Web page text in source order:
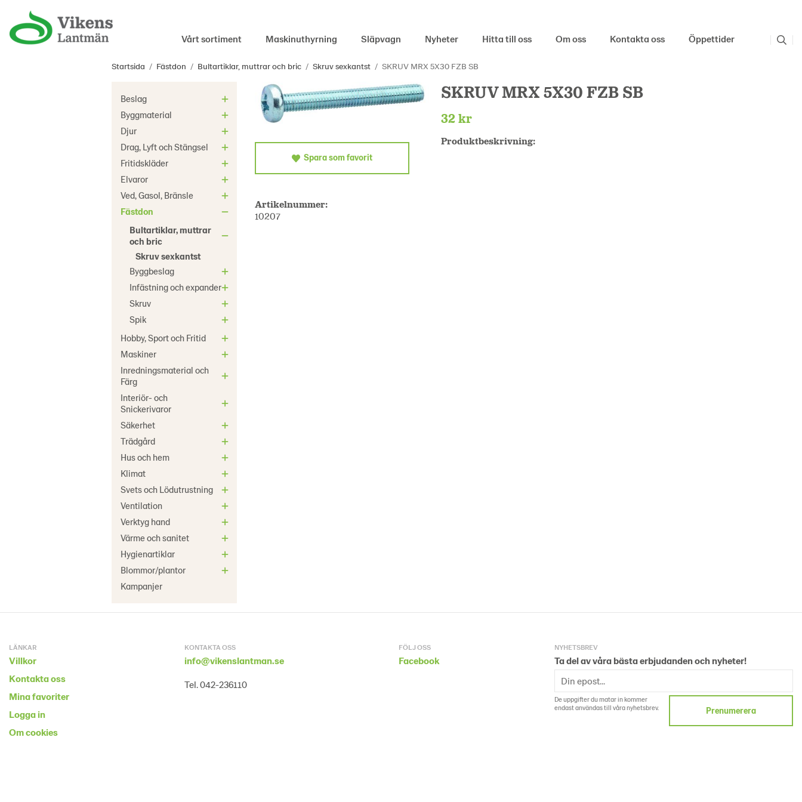
Vårt sortiment Maskinuthyrning Släpvagn Nyheter Hitta till oss Om oss Kontakta oss Öppettider
Startsida / Fästdon / Bultartiklar, muttrar och bric / Skruv sexkantst / SKRUV MRX 5X30 FZB SB
Beslag
Byggmaterial
Djur
Drag, Lyft och Stängsel
Fritidskläder
Elvaror
Ved, Gasol, Bränsle
Fästdon
Bultartiklar, muttrar
och bric
Skruv sexkantst
Byggbeslag
Infästning och expander
Skruv
Spik
Hobby, Sport och Fritid
Maskiner
Inredningsmaterial och
Färg
Interiör- och
Snickerivaror
Säkerhet
Trädgård
Hus och hem
Klimat
Svets och Lödutrustning
Ventilation
Verktyg hand
Värme och sanitet
Hygienartiklar
Blommor/plantor
Kampanjer
SKRUV MRX 5X30 FZB SB
32 kr
Produktbeskrivning:
Spara som favorit
Artikelnummer:
10207
LÄNKAR
Villkor
Kontakta oss
Mina favoriter
Logga in
Om cookies
KONTAKTA OSS
info@vikenslantman.se
Tel. 042-236110
FÖLJ OSS
Facebook
NYHETSBREV
Ta del av våra bästa erbjudanden och nyheter!
De uppgifter du matar in kommer
endast användas till våra nyhetsbrev.
Prenumerera